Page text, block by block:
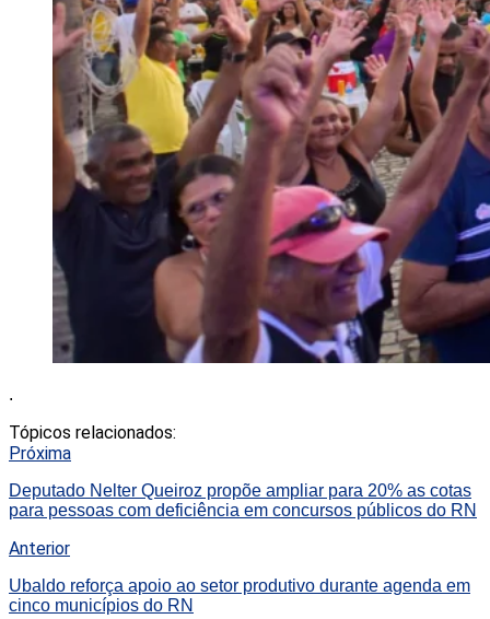
.
Tópicos relacionados:
Próxima
Deputado Nelter Queiroz propõe ampliar para 20% as cotas
para pessoas com deficiência em concursos públicos do RN
Anterior
Ubaldo reforça apoio ao setor produtivo durante agenda em
cinco municípios do RN